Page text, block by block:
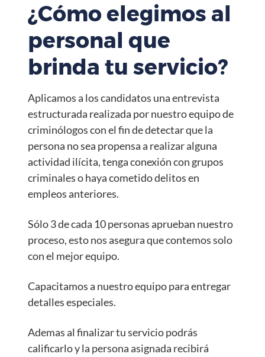
¿Cómo elegimos al
personal que
brinda tu servicio?
Aplicamos a los candidatos una entrevista
estructurada realizada por nuestro equipo de
criminólogos con el fin de detectar que la
persona no sea propensa a realizar alguna
actividad ilícita, tenga conexión con grupos
criminales o haya cometido delitos en
empleos anteriores.
Sólo 3 de cada 10 personas aprueban nuestro
proceso, esto nos asegura que contemos solo
con el mejor equipo.
Capacitamos a nuestro equipo para entregar
detalles especiales.
Ademas al finalizar tu servicio podrás
calificarlo y la persona asignada recibirá